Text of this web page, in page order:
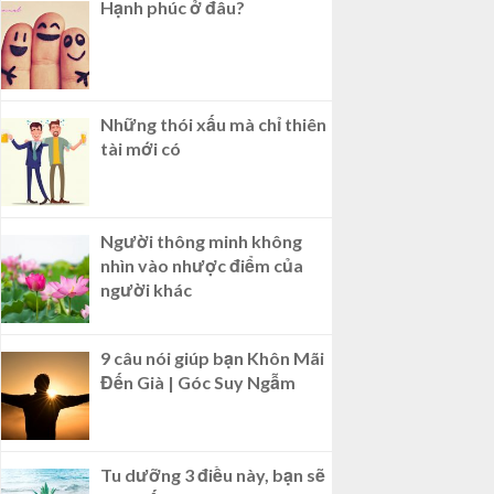
Hạnh phúc ở đâu?
Những thói xấu mà chỉ thiên
tài mới có
Người thông minh không
nhìn vào nhược điểm của
người khác
9 câu nói giúp bạn Khôn Mãi
Đến Già | Góc Suy Ngẫm
Tu dưỡng 3 điều này, bạn sẽ